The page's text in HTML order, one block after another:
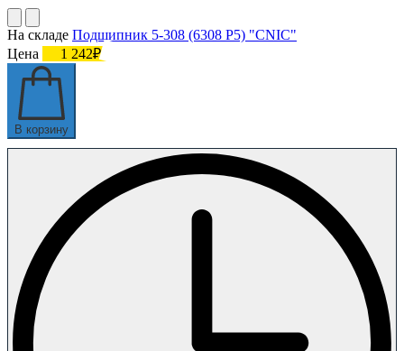
На складе Подшипник 5-308 (6308 P5) "CNIC"
Цена
1 242₽
В корзину